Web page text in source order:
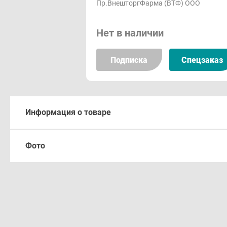
Пр.ВнешторгФарма (ВТФ) ООО
Нет в наличии
Подписка Спецзаказ
Информация о товаре
Описание
Фото